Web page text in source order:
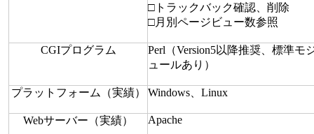
□トラックバック確認、削除
□月別ページビュー数参照
CGIプログラム
Perl（Version5以降推奨、標準
ュールあり）
プラットフォーム（実績） Windows、Linux
Webサーバー（実績） Apache